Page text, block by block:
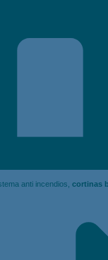
anti incendios,cortinas